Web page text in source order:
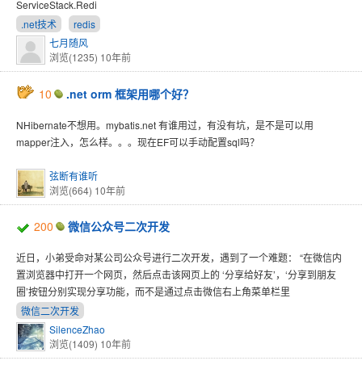
ServiceStack.Redi
.net技术
redis
七月随风
浏览(1235) 10年前
10 .net orm 框架用哪个好？
NHibernate不想用。mybatis.net 有谁用过，有没有坑，是不是可以用
mapper注入，怎么样。。。现在EF可以手动配置sql吗？
弦断有谁听
浏览(664) 10年前
200 微信公众号二次开发
近日，小弟受命对某公司公众号进行二次开发，遇到了一个难题： “在微信内
置浏览器中打开一个网页，然后点击该网页上的 ‘分享给好友’，‘分享到朋友
圈’按钮分别实现分享功能，而不是通过点击微信右上角菜单栏里
微信二次开发
SilenceZhao
浏览(1409) 10年前